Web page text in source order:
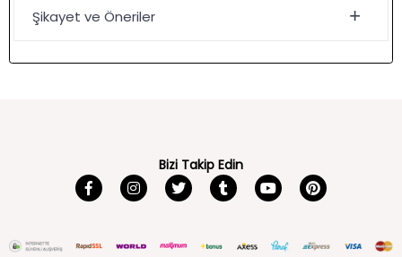
Şikayet ve Öneriler
Bizi Takip Edin